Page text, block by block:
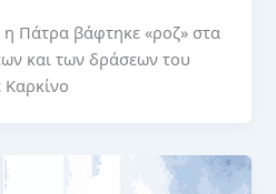
η Πάτρα βάφτηκε «ροζ» στα
και των δράσεων του